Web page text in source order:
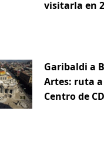
visitarla en
Garibaldi a
Artes: ruta
Centro de